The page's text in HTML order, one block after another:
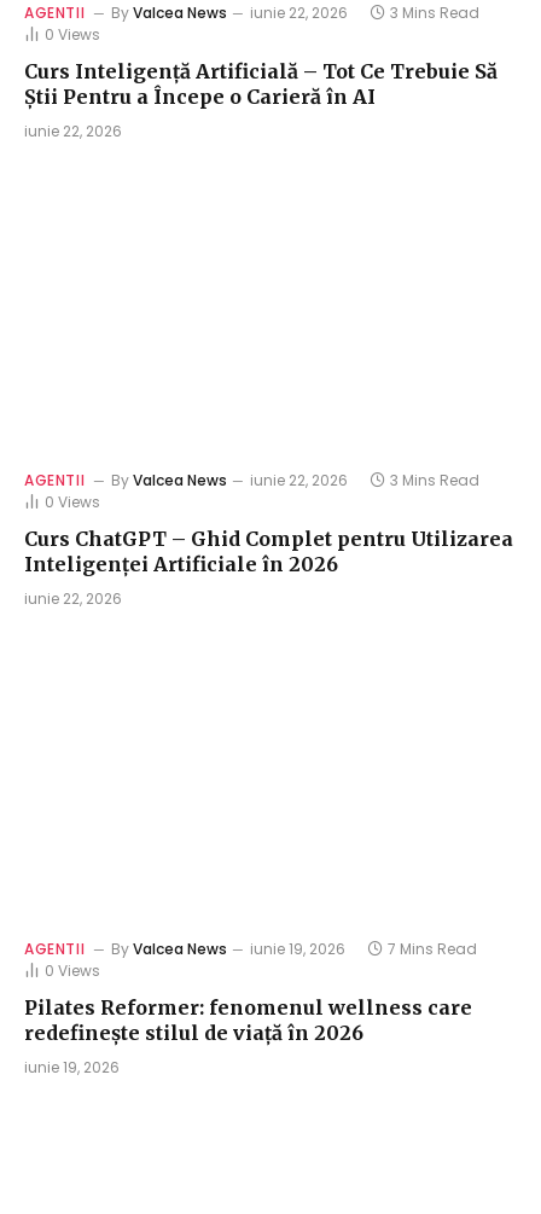
AGENTII ByValcea News iunie 22, 2026
3 Mins Read
0 Views
Curs Inteligență Artificială – Tot Ce Trebuie Să
Știi Pentru a Începe o Carieră în AI
iunie 22, 2026
AGENTII ByValcea News iunie 22, 2026
3 Mins Read
0 Views
Curs ChatGPT – Ghid Complet pentru Utilizarea
Inteligenței Artificiale în 2026
iunie 22, 2026
AGENTII ByValcea News iunie 19, 2026
7 Mins Read
0 Views
Pilates Reformer: fenomenul wellness care
redefinește stilul de viață în 2026
iunie 19, 2026